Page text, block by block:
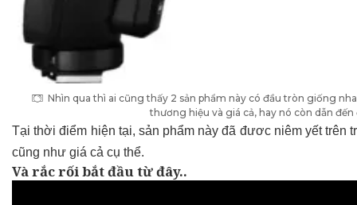
Nhìn qua thì ai cũng thấy 2 sản phẩm này có đầu tròn giống
thương hiệu và giá cả, hay nó còn dẫn
Tại thời điểm hiện tại, sản phẩm này đã đươc niêm yết trên
cũng như giá cả cụ thể.
Và rắc rối bắt đầu từ đây..